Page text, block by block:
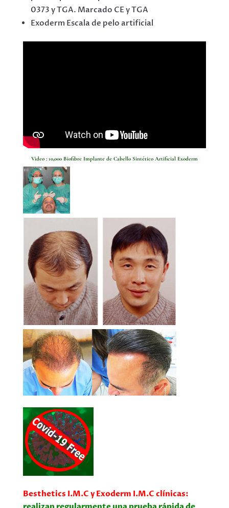
0373 y TGA. Marcado CE y TGA
Exoderm Escala de pelo artificial
Video : 10,000 Biofibre Implante de Cabello Sintético Artificial Exoderm
Besthetics I.M.C y Exoderm I.M.C clínicas: